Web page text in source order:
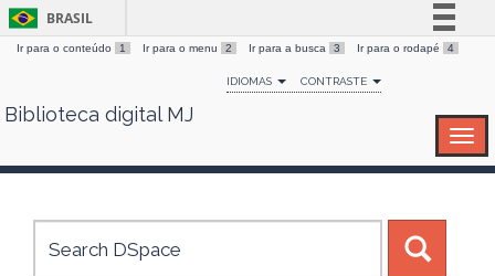
Skip
BRASIL
Simplifique!
Comunica BR
Canais
Ir para o conteúdo 1 Ir para o menu 2 Ir para a busca 3 Ir para o rodapé 4
IDIOMAS CONTRASTE
Biblioteca digital MJ